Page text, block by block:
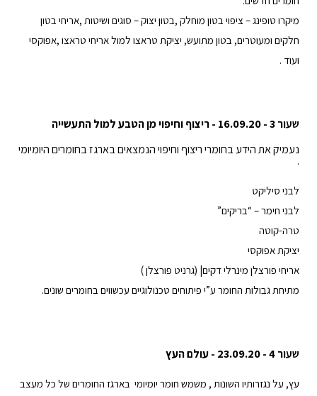
מיקרו טופינג – ציפוי בטון מוחלק ,בטון יצוק – סוגים ושיטות ,אריחי בטון
חלקים ומעוטרים, בטון מתועש, יציקת טראצו למול אריחי טראצו ,אפוקסי
ועוד .
שעור 3 - 16.09.20 - ריצוף וחיפוי מן הטבע למול התעשייה
נעמיק את הידע בחומרי ריצוף וחיפוי הנמצאים בארגז בחומרים היומיומי
.
לבני סיליקט
לבני חימר – “בריקים”
טרה-קוטה
יציקת אפוקסי
אריחי פורצלן מינרלי דקים| (גרניט פורצלן )
מתיחת גבולות החומר ע”י פיתוחים טכנולוגיים עכשווים בחומרים שונים.
שעור 4 - 23.09.20 - עולם העץ
עץ, על נגזרותיו השונות , משמש חומר יומיומי בארגז החומרים של כל מעצב